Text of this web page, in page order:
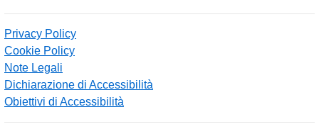
Privacy Policy
Cookie Policy
Note Legali
Dichiarazione di Accessibilità
Obiettivi di Accessibilità